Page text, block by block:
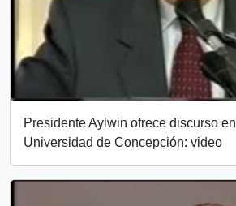
Presidente Aylwin ofrece discurso en
Universidad de Concepción: video